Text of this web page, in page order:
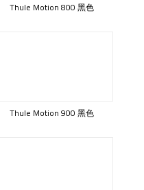
Thule Motion 800 黑色
Thule Motion 900 黑色